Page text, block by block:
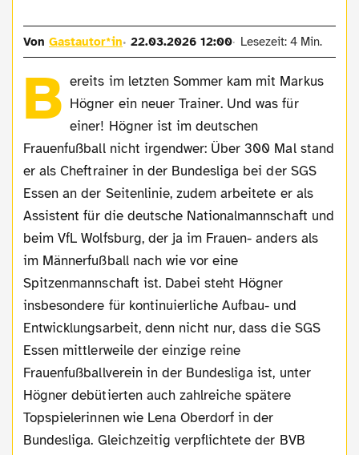
VonGastautor*in 22.03.2026 12:00 Lesezeit: 4 Min.
B ereits im letzten Sommer kam mit Markus
Högner ein neuer Trainer. Und was für
einer! Högner ist im deutschen
Frauenfußball nicht irgendwer: Über 300 Mal stand
er als Cheftrainer in der Bundesliga bei der SGS
Essen an der Seitenlinie, zudem arbeitete er als
Assistent für die deutsche Nationalmannschaft und
beim VfL Wolfsburg, der ja im Frauen- anders als
im Männerfußball nach wie vor eine
Spitzenmannschaft ist. Dabei steht Högner
insbesondere für kontinuierliche Aufbau- und
Entwicklungsarbeit, denn nicht nur, dass die SGS
Essen mittlerweile der einzige reine
Frauenfußballverein in der Bundesliga ist, unter
Högner debütierten auch zahlreiche spätere
Topspielerinnen wie Lena Oberdorf in der
Bundesliga. Gleichzeitig verpflichtete der BVB